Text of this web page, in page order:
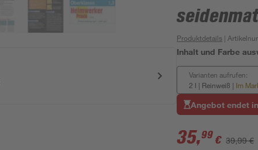
Produktdetails |
Inhalt und Farbe
Varianten aufrufen:
2 l | Reinweiß | Im
Angebot endet
35,99 € 39,99 €